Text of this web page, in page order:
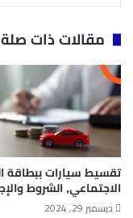
مقالات ذات صلة
تقسيط سيارات ببطاقة
الاجتماعي, الشروط
ديسمبر 29, 2024